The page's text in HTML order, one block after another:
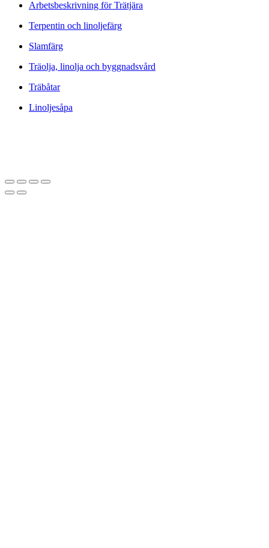
Arbetsbeskrivning för Trätjära
Terpentin och linoljefärg
Slamfärg
Träolja, linolja och byggnadsvård
Träbåtar
Linoljesåpa